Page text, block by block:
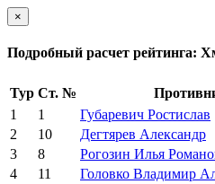
×
Подробный расчет рейтинга:
Тур Ст. №
1
1 Губаревич Ростислав
2
10 Дегтярев Александр
3
8 Рогозин Илья
4
11 Головко Владимир